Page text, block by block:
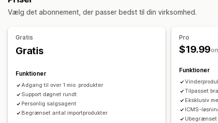
Vælg det abonnement, der passer bedst til din virksomhed.
Gratis
Gratis
Funktioner
Adgang til over 1 mio. produkter
Support døgnet rundt
Personlig salgsagent
Begrænset antal importprodukter
Pro
$19.99
Funktioner
Tilpasset
Eksklusiv
ICMS-
Ubegrænset